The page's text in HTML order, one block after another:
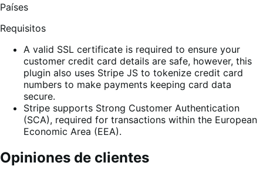
Países
Requisitos
A valid SSL certificate is required to ensure your
customer credit card details are safe, however, this
plugin also uses Stripe JS to tokenize credit card
numbers to make payments keeping card data
secure.
Stripe supports Strong Customer Authentication
(SCA), required for transactions within the European
Economic Area (EEA).
Opiniones de clientes